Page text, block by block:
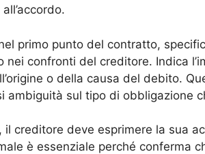
primo punto del contratto,
nei confronti del creditore. Indica
o della causa del debito.
ambiguità sul tipo di obbligazione
creditore deve esprimere la sua
è essenziale perché conferma